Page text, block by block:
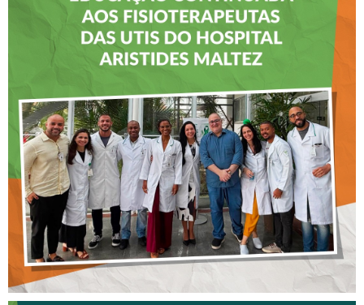
CREFITO-7 LEVA EDUCAÇÃO
CONTINUADA AOS
FISIOTERAPEUTAS DAS UTIs
DO HOSPITAL ARISTIDES
MALTEZ